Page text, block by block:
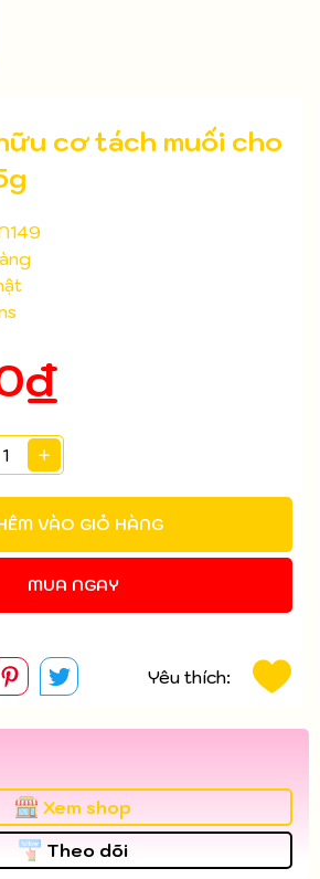
cơ tách muối cho
VÀO GIỎ HÀNG
MUA NGAY
Yêu thích:
Xem shop
Theo dõi